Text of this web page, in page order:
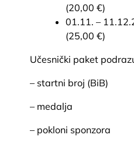
(20,00 €)
01.11. –
(25,00 €)
Učesnički paket
– startni broj (BiB)
– medalja
– pokloni sponzora